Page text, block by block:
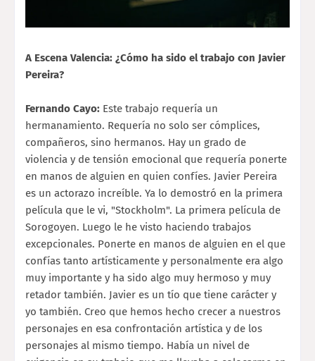
A Escena Valencia: ¿Cómo ha sido el trabajo con Javier
Pereira?
Fernando Cayo: Este trabajo requería un
hermanamiento. Requería no solo ser cómplices,
compañeros, sino hermanos. Hay un grado de
violencia y de tensión emocional que requería ponerte
en manos de alguien en quien confíes. Javier Pereira
es un actorazo increíble. Ya lo demostró en la primera
película que le vi, "Stockholm". La primera película de
Sorogoyen. Luego le he visto haciendo trabajos
excepcionales. Ponerte en manos de alguien en el que
confías tanto artísticamente y personalmente era algo
muy importante y ha sido algo muy hermoso y muy
retador también. Javier es un tío que tiene carácter y
yo también. Creo que hemos hecho crecer a nuestros
personajes en esa confrontación artística y de los
personajes al mismo tiempo. Había un nivel de